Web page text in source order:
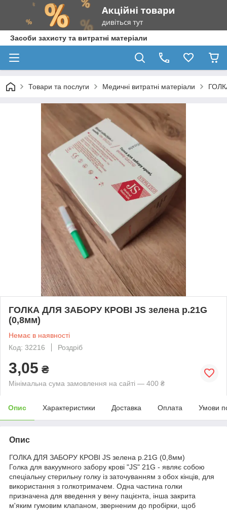
Засоби захисту та витратні матеріали
Товари та послуги Медичні витратні матеріали
ГОЛКА ДЛЯ ЗАБОРУ КРОВІ JS зелена р.21G
(0,8мм)
Немає в наявності
Код: 32216
Роздріб
3,05 ₴
Мінімальна сума замовлення на сайті — 400 ₴
Опис Характеристики Доставка Оплата Умови
Опис
ГОЛКА ДЛЯ ЗАБОРУ КРОВІ JS зелена р.21G (0,8мм)
Голка для вакуумного забору крові "JS" 21G - являє собою
спеціальну стерильну голку із заточуванням з обох кінців, для
використання з голкотримачем. Одна частина голки
призначена для введення у вену пацієнта, інша закрита
м'яким гумовим клапаном, зверненим до пробірки, щоб